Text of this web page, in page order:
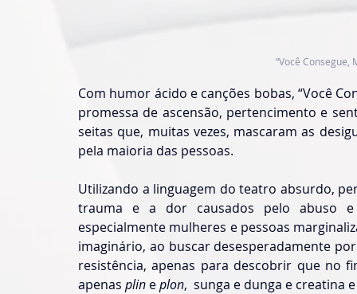
“Você Consegue,
Com humor ácido e canções bobas, “Você
promessa de ascensão, pertencimento e
seitas que, muitas vezes, mascaram as
pela maioria das pessoas.
Utilizando a linguagem do teatro absurdo,
trauma e a dor causados pelo abuso e
especialmente mulheres e pessoas
imaginário, ao buscar desesperadamente
resistência, apenas para descobrir que no
apenas plin e plon,  sunga e dunga e creatina